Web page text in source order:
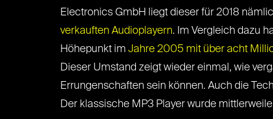
Electronics GmbH liegt dieser für 2018
verkauften Audioplayern. Im Vergleich dazu
Höhepunkt im Jahre 2005 mit über acht
Dieser Umstand zeigt wieder einmal, wie
Errungenschaften sein können. Auch die
Der klassische MP3 Player wurde